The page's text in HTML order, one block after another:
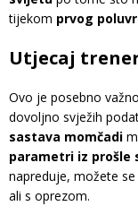
tijekom prvog
Utjecaj
Ovo je posebno važno
dovoljno svježih
sastava momčadi
parametri iz prošle
napreduje, možete se
ali s oprezom.